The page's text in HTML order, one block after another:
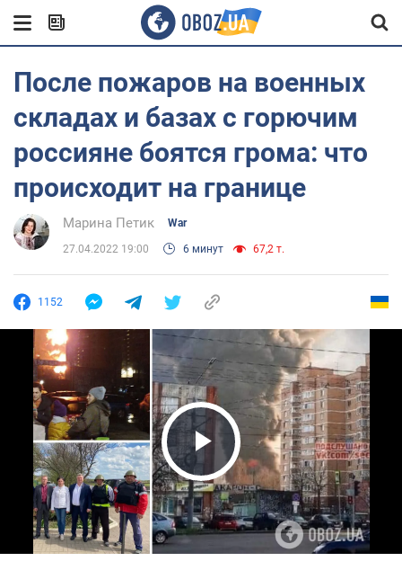
После пожаров на военных
складах и базах с горючим
россияне боятся грома: что
происходит на границе
Марина Петик War
27.04.2022 19:00 6 минут 67,2 т.
1152
Play Video